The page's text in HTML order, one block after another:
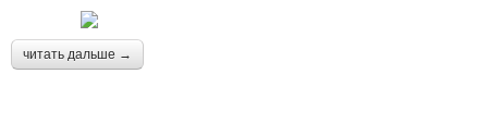
читать дальше →